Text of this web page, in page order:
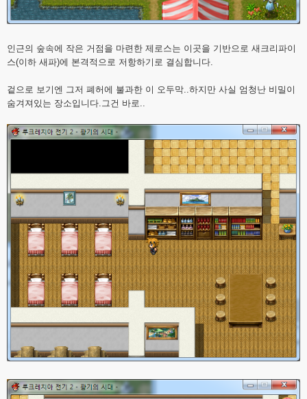
인근의 숲속에 작은 거점을 마련한 제로스는 이곳을 기반으로 새크리파이
스(이하 새파)에 본격적으로 저항하기로 결심합니다.
겉으로 보기엔 그저 폐허에 불과한 이 오두막..하지만 사실 엄청난 비밀이
숨겨져있는 장소입니다.그건 바로..